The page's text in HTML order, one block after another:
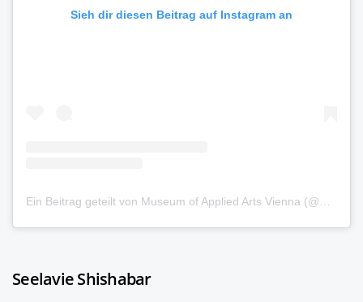
Sieh dir diesen Beitrag auf Instagram an
Seelavie Shishabar